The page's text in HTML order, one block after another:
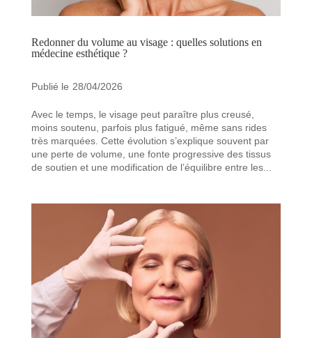
Redonner du volume au visage : quelles solutions en
médecine esthétique ?
28/04/2026
Avec le temps, le visage peut paraître plus creusé,
moins soutenu, parfois plus fatigué, même sans rides
très marquées. Cette évolution s’explique souvent par
une perte de volume, une fonte progressive des tissus
de soutien et une modification de l’équilibre entre les...